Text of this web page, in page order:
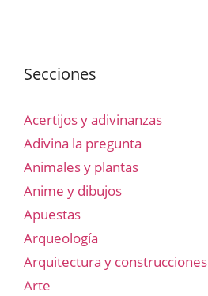
Secciones
Acertijos y adivinanzas
Adivina la pregunta
Animales y plantas
Anime y dibujos
Apuestas
Arqueología
Arquitectura y construcciones
Arte